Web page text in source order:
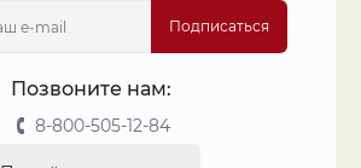
Подписаться
Позвоните нам:
8-800-505-12-84